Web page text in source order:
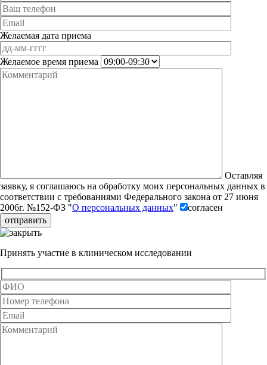
Желаемая дата приема
Желаемое время приема
Оставляя
заявку, я соглашаюсь на обработку моих персональных данных в
соответствии с требованиями Федерального закона от 27 июня
2006г. №152-ФЗ "О персональных данных" согласен
Принять участие в клиническом исследовании